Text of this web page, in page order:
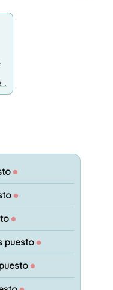
●
●
●
puesto ●
●